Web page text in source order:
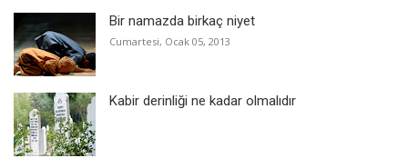
Bir namazda birkaç niyet
Cumartesi, Ocak 05, 2013
Kabir derinliği ne kadar olmalıdır